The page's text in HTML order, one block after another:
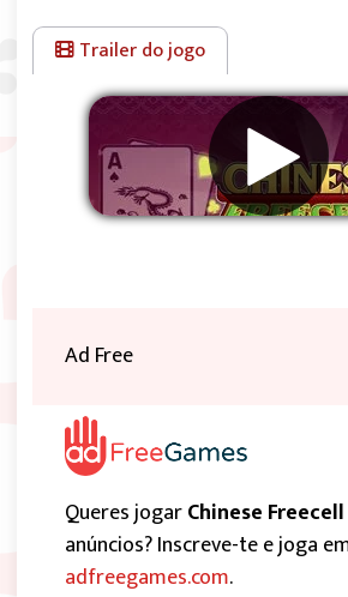
Trailer do jogo
Ad Free
Queres jogarChinese Freecell
anúncios? Inscreve-te e joga
adfreegames.com.